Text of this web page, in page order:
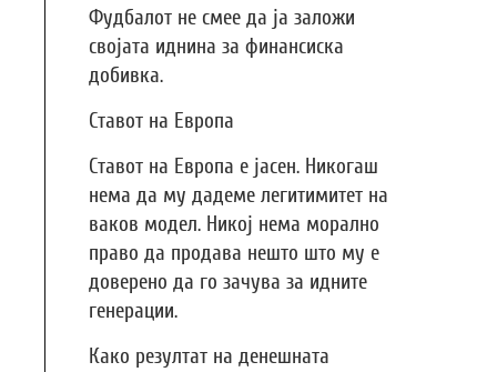
Фудбалот не смее да ја заложи
својата иднина за финансиска
добивка.
Ставот на Европа
Ставот на Европа е јасен. Никогаш
нема да му дадеме легитимитет на
ваков модел. Никој нема морално
право да продава нешто што му е
доверено да го зачува за идните
генерации.
Како резултат на денешната